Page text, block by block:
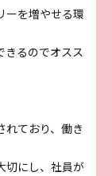
ーを増やせる環
きるのでオスス
れており、働き
切にし、社員が